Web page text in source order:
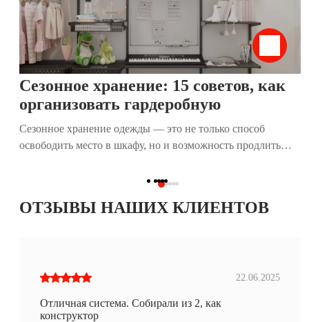
этой статье мы разберём, как работает вертикальное
хранение, почему оно подходит для гардеробных и как
наши гардеробные системы помогают воплотить его в
жизнь.
Сезонное хранение: 15 советов, как
организовать гардеробную
Сезонное хранение одежды — это не только способ
освободить место в шкафу, но и возможность продлить
гардеробной помогает легко находить нужные предметы,
мы собрали 15 практичных советов, которые помогут вам
ОТЗЫВЫ НАШИХ КЛИЕНТОВ
22.06.2025
Отличная система. Собирали из 2, как
конструктор